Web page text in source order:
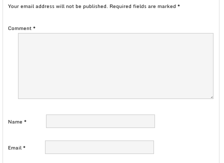
Your email address will not be published. Required fields are marked *
Comment*
Name *
Email*